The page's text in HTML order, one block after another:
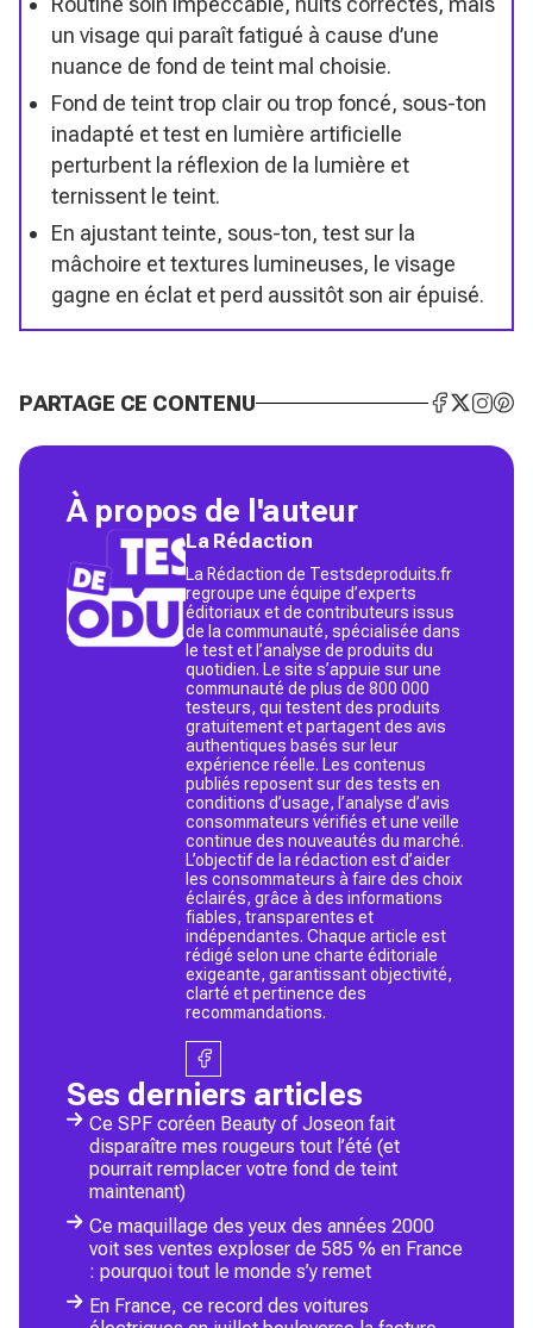
un visage qui paraît fatigué à cause d’une
nuance de fond de teint mal choisie.
Fond de teint trop clair ou trop foncé, sous-ton
inadapté et test en lumière artificielle
perturbent la réflexion de la lumière et
ternissent le teint.
En ajustant teinte, sous-ton, test sur la
mâchoire et textures lumineuses, le visage
gagne en éclat et perd aussitôt son air épuisé.
PARTAGE CE CONTENU
À propos de l'auteur
La Rédaction
La Rédaction de Testsdeproduits.fr
regroupe une équipe d’experts
éditoriaux et de contributeurs issus
de la communauté, spécialisée dans
le test et l’analyse de produits du
quotidien. Le site s’appuie sur une
communauté de plus de 800 000
testeurs, qui testent des produits
gratuitement et partagent des avis
authentiques basés sur leur
expérience réelle. Les contenus
publiés reposent sur des tests en
conditions d’usage, l’analyse d’avis
consommateurs vérifiés et une veille
continue des nouveautés du marché.
L’objectif de la rédaction est d’aider
les consommateurs à faire des choix
éclairés, grâce à des informations
fiables, transparentes et
indépendantes. Chaque article est
rédigé selon une charte éditoriale
exigeante, garantissant objectivité,
clarté et pertinence des
recommandations.
Ses derniers articles
Ce SPF coréen Beauty of Joseon fait
disparaître mes rougeurs tout l’été (et
pourrait remplacer votre fond de teint
maintenant)
Ce maquillage des yeux des années 2000
voit ses ventes exploser de 585 % en France
: pourquoi tout le monde s’y remet
En France, ce record des voitures